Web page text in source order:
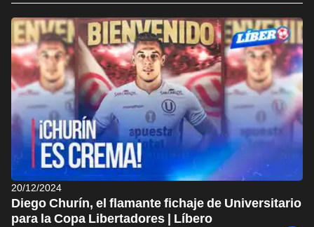
20/12/2024
Diego Churín, el flamante fichaje de Universitario
para la Copa Libertadores | Líbero